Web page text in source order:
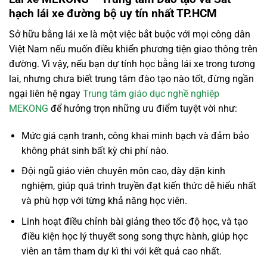
hạch lái xe đường bộ uy tín nhất TP.HCM
Sở hữu bằng lái xe là một việc bắt buộc với mọi công dân
Việt Nam nếu muốn điều khiển phương tiện giao thông trên
đường. Vì vậy, nếu bạn dự tính học bằng lái xe trong tương
lai, nhưng chưa biết trung tâm đào tạo nào tốt, đừng ngần
ngại liên hệ ngay Trung tâm giáo dục nghề nghiệp
MEKONG để hưởng trọn những ưu điểm tuyệt vời như:
Mức giá cạnh tranh, công khai minh bạch và đảm bảo
không phát sinh bất kỳ chi phí nào.
Đội ngũ giáo viên chuyên môn cao, dày dặn kinh
nghiệm, giúp quá trình truyền đạt kiến thức dễ hiểu nhất
và phù hợp với từng khả năng học viên.
Linh hoạt điều chỉnh bài giảng theo tốc độ học, và tạo
điều kiện học lý thuyết song song thực hành, giúp học
viên an tâm tham dự kì thi với kết quả cao nhất.